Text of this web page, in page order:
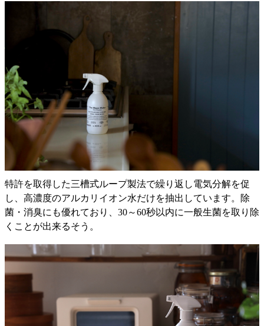
特許を取得した三槽式ループ製法で繰り返し電気分解を促
し、高濃度のアルカリイオン水だけを抽出しています。除
菌・消臭にも優れており、30～60秒以内に一般生菌を取り除
くことが出来るそう。